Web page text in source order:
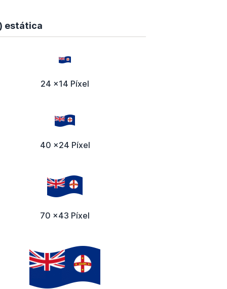
estática
24 x14 Píxel
40 x24 Píxel
70 x43 Píxel